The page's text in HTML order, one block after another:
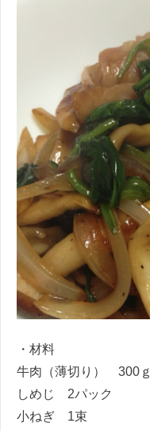
・材料
牛肉（薄切り） 300ｇ
しめじ 2パック
小ねぎ 1束